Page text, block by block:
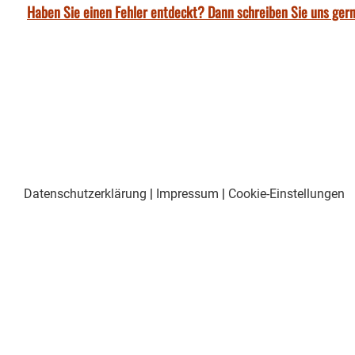
Haben Sie einen Fehler entdeckt? Dann schreiben Sie uns
Datenschutzerklärung | Impressum | Cookie-Einstellungen